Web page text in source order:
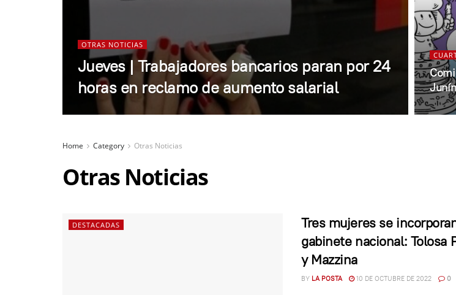
OTRAS NOTICIAS
Jueves | Trabajadores bancarios paran por 24
horas en reclamo de aumento salarial
Home Category Otras Noticias
Otras Noticias
DESTACADAS
Tres mujeres se
gabinete nacional: Tolosa
y Mazzina
BY LA POSTA 10 DE OCTUBRE DE 2022 0